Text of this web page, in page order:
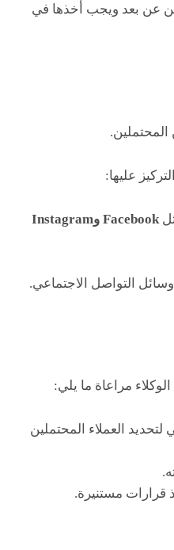
عن بعد ويجب أخذها في
المحتملين.
عليها:
Facebook وInstagram
التواصل الاجتماعي.
مراعاة ما يلي:
العملاء المحتملين
قرارات مستنيرة.